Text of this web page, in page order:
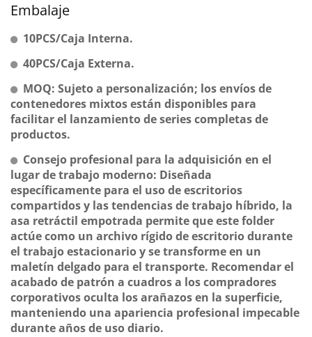
Embalaje
10PCS/Caja Interna.
40PCS/Caja Externa.
MOQ: Sujeto a personalización; los envíos de
contenedores mixtos están disponibles para
facilitar el lanzamiento de series completas de
productos.
Consejo profesional para la adquisición en el
lugar de trabajo moderno: Diseñada
específicamente para el uso de escritorios
compartidos y las tendencias de trabajo híbrido, la
asa retráctil empotrada permite que este folder
actúe como un archivo rígido de escritorio durante
el trabajo estacionario y se transforme en un
maletín delgado para el transporte. Recomendar el
acabado de patrón a cuadros a los compradores
corporativos oculta los arañazos en la superficie,
manteniendo una apariencia profesional impecable
durante años de uso diario.